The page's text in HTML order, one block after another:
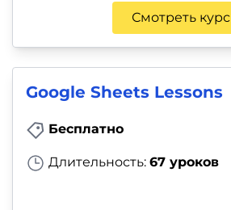
Смотреть курс
Google Sheets Lessons
Бесплатно
Длительность: 67 уроков